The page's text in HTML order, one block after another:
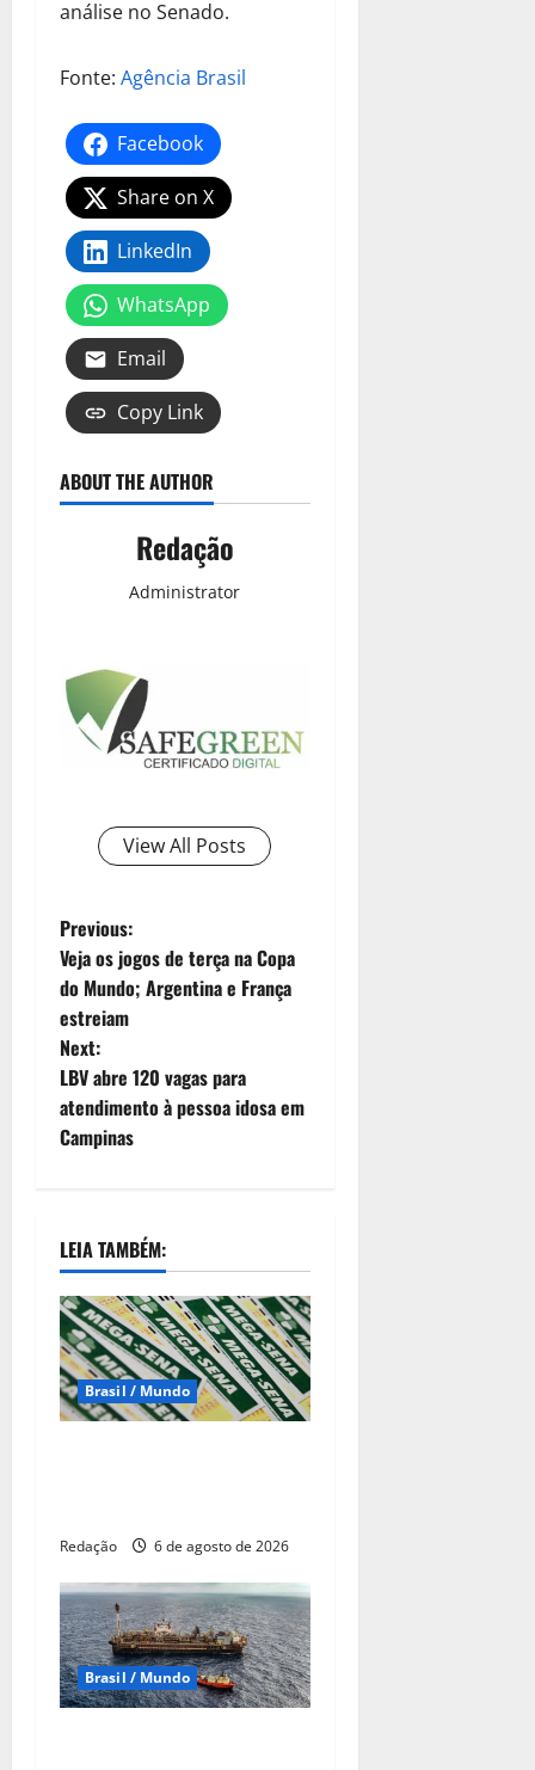
análise no Senado.
Fonte: Agência Brasil
Facebook
Share on X
LinkedIn
WhatsApp
Email
Copy Link
ABOUT THE AUTHOR
Redação
Administrator
View All Posts
Previous:
Veja os jogos de terça na Copa
do Mundo; Argentina e França
estreiam
Next:
LBV abre 120 vagas para
atendimento à pessoa idosa em
Campinas
LEIA TAMBÉM:
Brasil / Mundo
Redação 6 de agosto de 2026
Brasil / Mundo